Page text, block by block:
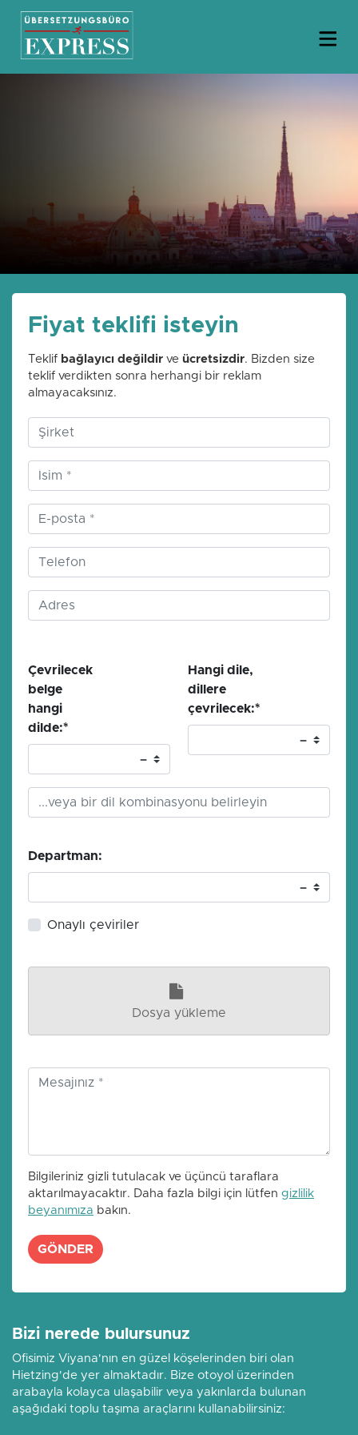
Fiyat teklifi isteyin
Teklif bağlayıcı değildir ve ücretsizdir. Bizden size
teklif verdikten sonra herhangi bir reklam
almayacaksınız.
Zorunlu alan
Çevrilecek
belge
hangi
dilde:*
Zorunlu alan
Hangi dile,
dillere
çevrilecek:*
Departman:
Onaylı çeviriler
Dosya yükleme
Bilgileriniz gizli tutulacak ve üçüncü taraflara
aktarılmayacaktır. Daha fazla bilgi için lütfen gizlilik
beyanımıza bakın.
GÖNDER
Bizi nerede bulursunuz
Ofisimiz Viyana'nın en güzel köşelerinden biri olan
Hietzing'de yer almaktadır. Bize otoyol üzerinden
arabayla kolayca ulaşabilir veya yakınlarda bulunan
aşağıdaki toplu taşıma araçlarını kullanabilirsiniz: